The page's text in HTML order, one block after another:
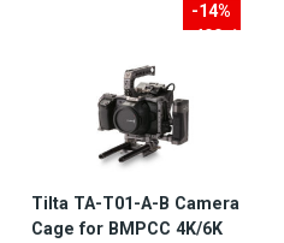
-14%
-400zł
Tilta TA-T01-A-B Camera
Cage for BMPCC 4K/6K